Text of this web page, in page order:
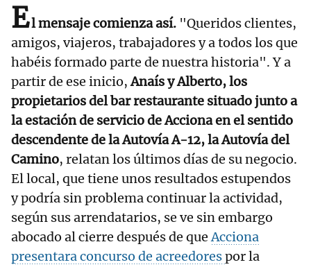
El mensaje comienza así. "Queridos clientes,
amigos, viajeros, trabajadores y a todos los que
habéis formado parte de nuestra historia". Y a
partir de ese inicio,Anaís y Alberto, los
propietarios del bar restaurante situado junto a
la estación de servicio de Acciona en el sentido
descendente de la Autovía A-12, la Autovía del
Camino, relatan los últimos días de su negocio.
El local, que tiene unos resultados estupendos
y podría sin problema continuar la actividad,
según sus arrendatarios, se ve sin embargo
abocado al cierre después de queAcciona
presentara concurso de acreedorespor la